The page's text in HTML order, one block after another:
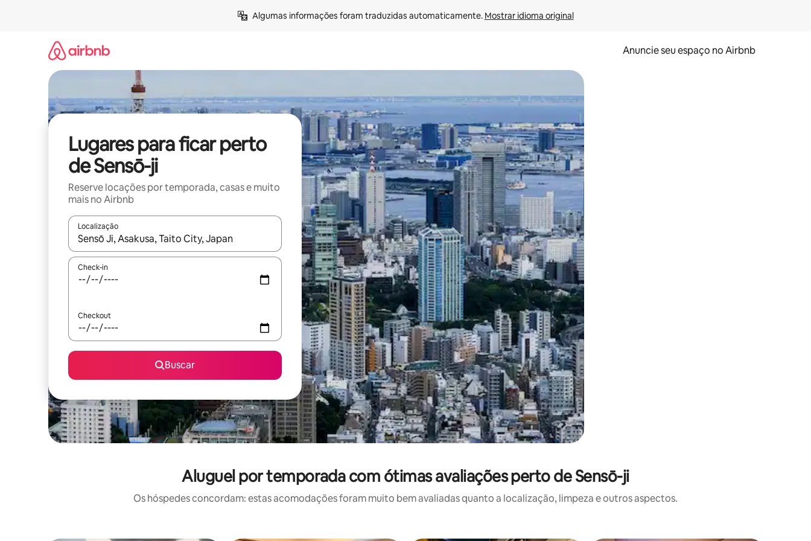
Algumas informações foram traduzidas automaticamente. Mostrar idioma original
Anuncie seu espaço no Airbnb
Lugares para ficar perto
de Sensō-ji
Reserve locações por temporada, casas e muito
mais no Airbnb
Localização
Quando os resultados estiverem disponíveis, explore-os usando as seta para cima e para baixo do teclado ou tocando e deslizando o dedo na tela.
Check-in
Checkout
Buscar
Aluguel por temporada com ótimas avaliações perto de Sensō-ji
Os hóspedes concordam: estas acomodações foram muito bem avaliadas quanto a localização, limpeza e outros aspectos.